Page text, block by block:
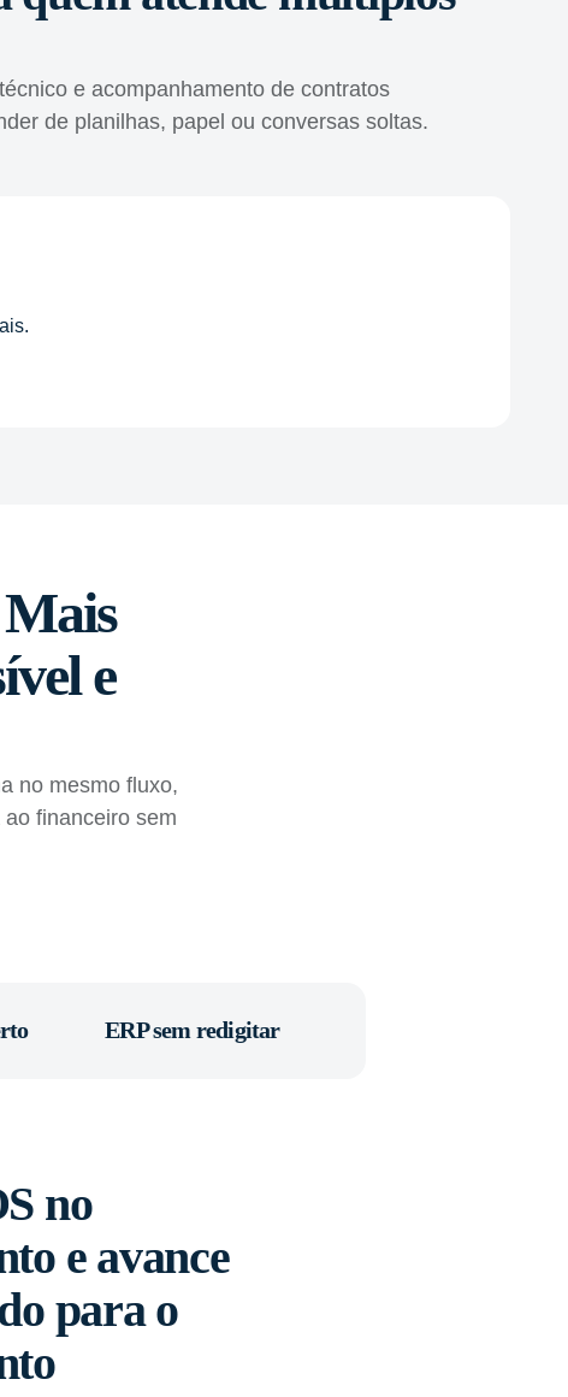
e acompanhamento de contratos
de planilhas, papel ou conversas soltas.
e
no mesmo fluxo,
financeiro sem
ERP sem redigitar
no
e avance
para o